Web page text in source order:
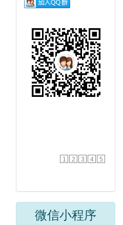
1 2 3 4 5
微信小程序